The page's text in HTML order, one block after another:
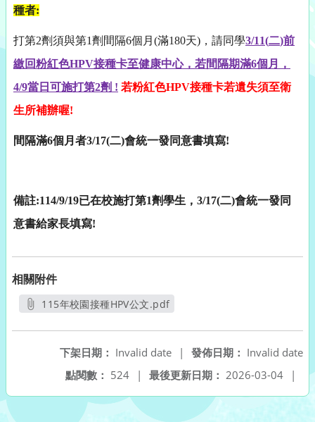
種者:
打第2劑須與第1劑間隔6個月 (滿180天) ，請同學3/11(二)前
繳回粉紅色HPV接種卡至健康中心，若間隔期滿6個月，
4/9當日可施打第2劑 ! 若粉紅色HPV接種卡若遺失須至衛
生所補辦喔!
間隔滿6個月者3/17(二)會統一發同意書填寫!
備註:114/9/19已在校施打第1劑學生， 3/17(二)會統一發同
意書給家長填寫!
相關附件
115年校園接種HPV公文.pdf
發佈日期： Invalid date
下架日期： Invalid date
|
最後更新日期： 2026-03-04 |
點閱數： 524 |